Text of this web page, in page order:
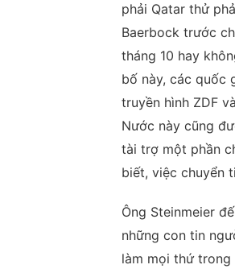
phải Qatar thử
Baerbock trước
tháng 10 hay
bố này, các quốc
truyền hình ZDF
Nước này cũng
tài trợ một phần
biết, việc chuyển
Ông Steinmeier
những con tin
làm mọi thứ trong